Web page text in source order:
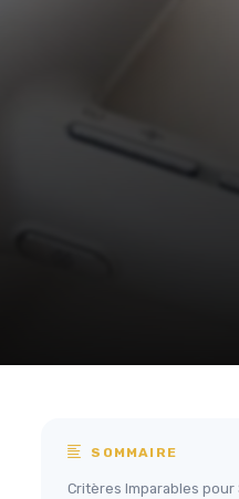
SOMMAIRE
Critères Imparables